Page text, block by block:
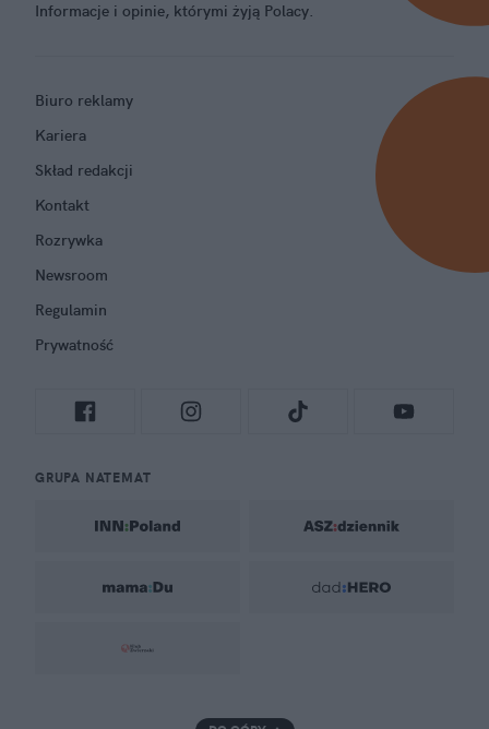
Informacje i opinie, którymi żyją Polacy.
Biuro reklamy
Kariera
Skład redakcji
Kontakt
Rozrywka
Newsroom
Regulamin
Prywatność
GRUPA NATEMAT